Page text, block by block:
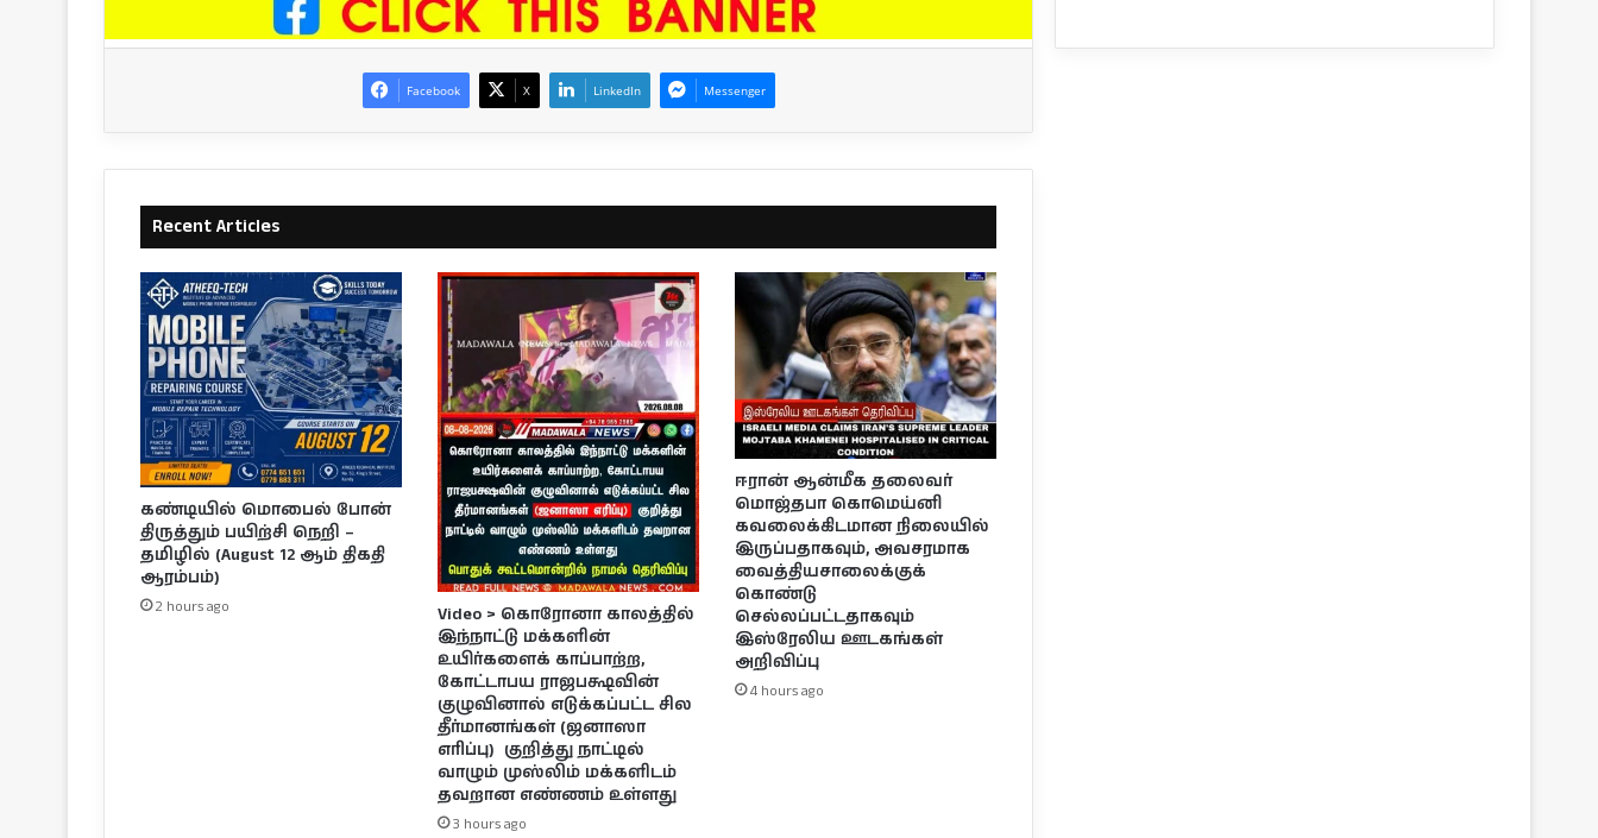
Facebook X LinkedIn Messenger
Recent Articles
கண்டியில் மொபைல் போன்
திருத்தும் பயிற்சி நெறி –
தமிழில் (August 12 ஆம் திகதி
ஆரம்பம்)
2 hours ago
Video > கொரோனா காலத்தில்
இந்நாட்டு மக்களின்
உயிர்களைக் காப்பாற்ற,
கோட்டாபய ராஜபக்ஷவின்
குழுவினால் எடுக்கப்பட்ட சில
தீர்மானங்கள் (ஜனாஸா
எரிப்பு) குறித்து நாட்டில்
வாழும் முஸ்லிம் மக்களிடம்
தவறான எண்ணம் உள்ளது
3 hours ago
ஈரான் ஆன்மீக தலைவர்
மொஜ்தபா கொமெய்னி
கவலைக்கிடமான நிலையில்
இருப்பதாகவும், அவசரமாக
வைத்தியசாலைக்குக்
கொண்டு
செல்லப்பட்டதாகவும்
இஸ்ரேலிய ஊடகங்கள்
அறிவிப்பு
4 hours ago